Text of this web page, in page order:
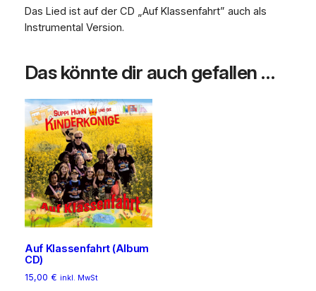
e
n
g
n
n
t
i
n
m
i
r
e
n
g
Das Lied ist auf der CD „Auf Klassenfahrt” auch als
Instrumental Version.
Das könnte dir auch gefallen …
Auf Klassenfahrt (Album
CD)
15,00 € inkl. MwSt